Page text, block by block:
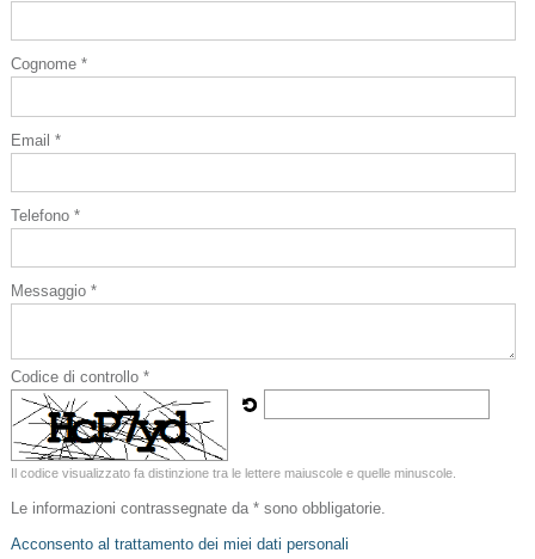
Cognome *
Email *
Telefono *
Messaggio *
Codice di controllo *
Il codice visualizzato fa distinzione tra le lettere maiuscole e quelle minuscole.
Le informazioni contrassegnate da * sono obbligatorie.
Acconsento al trattamento dei miei dati personali